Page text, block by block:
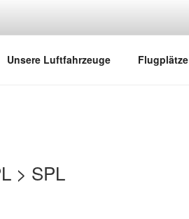
City – Jetzt Buchen
Unsere Luftfahrzeuge Flugplätze
> SPL